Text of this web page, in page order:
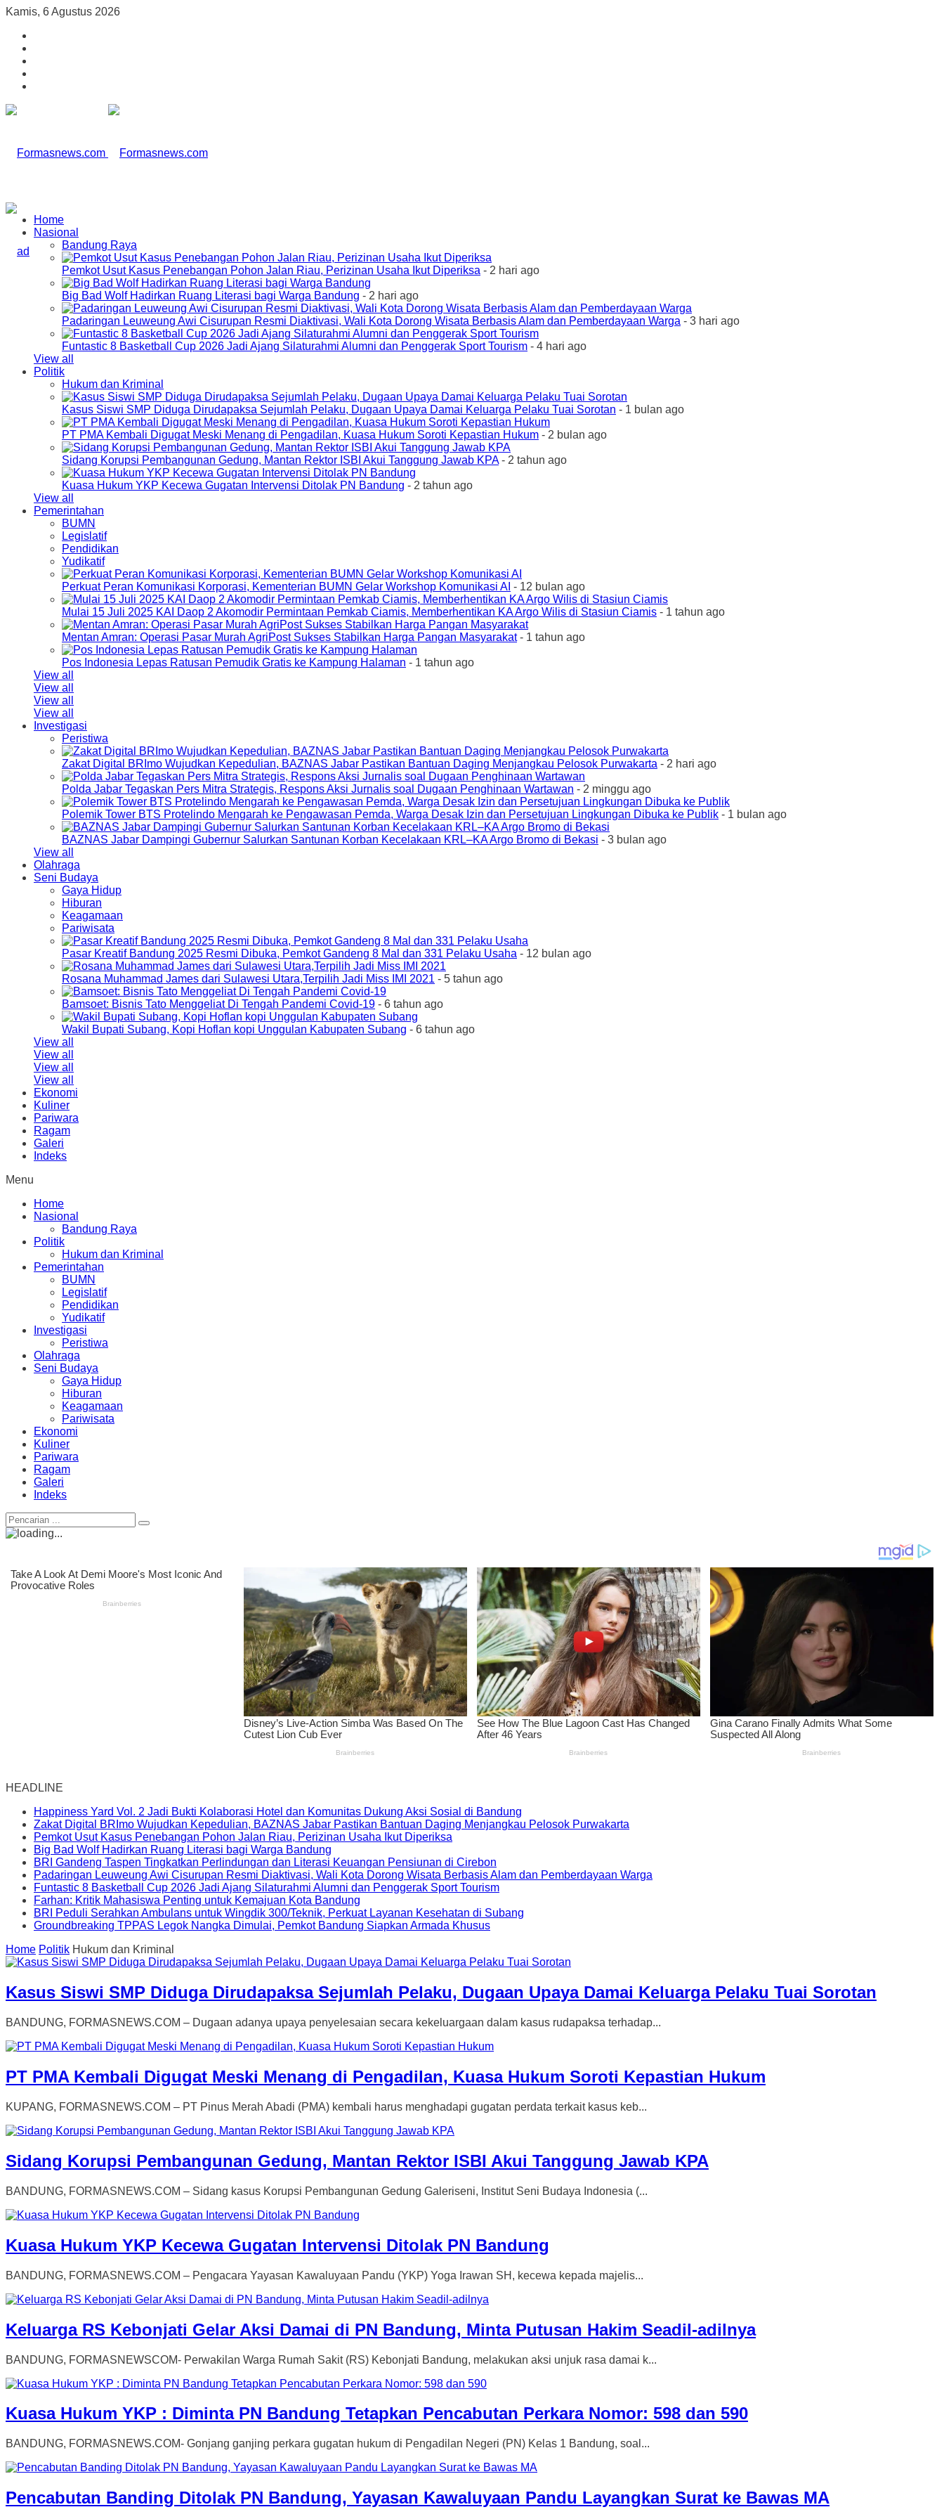
Kamis, 6 Agustus 2026
Home
Nasional
Bandung Raya
Pemkot Usut Kasus Penebangan Pohon Jalan Riau, Perizinan Usaha Ikut Diperiksa - 2 hari ago
Big Bad Wolf Hadirkan Ruang Literasi bagi Warga Bandung - 2 hari ago
Padaringan Leuweung Awi Cisurupan Resmi Diaktivasi, Wali Kota Dorong Wisata Berbasis Alam dan Pemberdayaan Warga - 3 hari ago
Funtastic 8 Basketball Cup 2026 Jadi Ajang Silaturahmi Alumni dan Penggerak Sport Tourism - 4 hari ago
View all
Politik
Hukum dan Kriminal
Kasus Siswi SMP Diduga Dirudapaksa Sejumlah Pelaku, Dugaan Upaya Damai Keluarga Pelaku Tuai Sorotan - 1 bulan ago
PT PMA Kembali Digugat Meski Menang di Pengadilan, Kuasa Hukum Soroti Kepastian Hukum - 2 bulan ago
Sidang Korupsi Pembangunan Gedung, Mantan Rektor ISBI Akui Tanggung Jawab KPA- 2 tahun ago
Kuasa Hukum YKP Kecewa Gugatan Intervensi Ditolak PN Bandung - 2 tahun ago
View all
Pemerintahan
BUMN
Legislatif
Pendidikan
Yudikatif
Perkuat Peran Komunikasi Korporasi, Kementerian BUMN Gelar Workshop Komunikasi AI - 12 bulan ago
Mulai 15 Juli 2025 KAI Daop 2 Akomodir Permintaan Pemkab Ciamis, Memberhentikan KA Argo Wilis di Stasiun Ciamis - 1 tahun ago
Mentan Amran: Operasi Pasar Murah AgriPost Sukses Stabilkan Harga Pangan Masyarakat- 1 tahun ago
Pos Indonesia Lepas Ratusan Pemudik Gratis ke Kampung Halaman - 1 tahun ago
View all
View all
View all
View all
Investigasi
Peristiwa
Zakat Digital BRImo Wujudkan Kepedulian, BAZNAS Jabar Pastikan Bantuan Daging Menjangkau Pelosok Purwakarta - 2 hari ago
Polda Jabar Tegaskan Pers Mitra Strategis, Respons Aksi Jurnalis soal Dugaan Penghinaan Wartawan - 2 minggu ago
Polemik Tower BTS Protelindo Mengarah ke Pengawasan Pemda, Warga Desak Izin dan Persetujuan Lingkungan Dibuka ke Publik - 1 bulan ago
BAZNAS Jabar Dampingi Gubernur Salurkan Santunan Korban Kecelakaan KRL–KA Argo Bromo di Bekasi - 3 bulan ago
View all
Olahraga
Seni Budaya
Gaya Hidup
Hiburan
Keagamaan
Pariwisata
Pasar Kreatif Bandung 2025 Resmi Dibuka, Pemkot Gandeng 8 Mal dan 331 Pelaku Usaha - 12 bulan ago
Rosana Muhammad James dari Sulawesi Utara,Terpilih Jadi Miss IMI 2021 - 5 tahun ago
Bamsoet: Bisnis Tato Menggeliat Di Tengah Pandemi Covid-19 - 6 tahun ago
Wakil Bupati Subang, Kopi Hoflan kopi Unggulan Kabupaten Subang - 6 tahun ago
View all
View all
View all
View all
Ekonomi
Kuliner
Pariwara
Ragam
Galeri
Indeks
Menu
Home
Nasional
Bandung Raya
Politik
Hukum dan Kriminal
Pemerintahan
BUMN
Legislatif
Pendidikan
Yudikatif
Investigasi
Peristiwa
Olahraga
Seni Budaya
Gaya Hidup
Hiburan
Keagamaan
Pariwisata
Ekonomi
Kuliner
Pariwara
Ragam
Galeri
Indeks
HEADLINE
Happiness Yard Vol. 2 Jadi Bukti Kolaborasi Hotel dan Komunitas Dukung Aksi Sosial di Bandung
Zakat Digital BRImo Wujudkan Kepedulian, BAZNAS Jabar Pastikan Bantuan Daging Menjangkau Pelosok Purwakarta
Pemkot Usut Kasus Penebangan Pohon Jalan Riau, Perizinan Usaha Ikut Diperiksa
Big Bad Wolf Hadirkan Ruang Literasi bagi Warga Bandung
BRI Gandeng Taspen Tingkatkan Perlindungan dan Literasi Keuangan Pensiunan di Cirebon
Padaringan Leuweung Awi Cisurupan Resmi Diaktivasi, Wali Kota Dorong Wisata Berbasis Alam dan Pemberdayaan Warga
Funtastic 8 Basketball Cup 2026 Jadi Ajang Silaturahmi Alumni dan Penggerak Sport Tourism
Farhan: Kritik Mahasiswa Penting untuk Kemajuan Kota Bandung
BRI Peduli Serahkan Ambulans untuk Wingdik 300/Teknik, Perkuat Layanan Kesehatan di Subang
Groundbreaking TPPAS Legok Nangka Dimulai, Pemkot Bandung Siapkan Armada Khusus
Home Politik Hukum dan Kriminal
Kasus Siswi SMP Diduga Dirudapaksa Sejumlah Pelaku, Dugaan Upaya Damai Keluarga Pelaku Tuai Sorotan
BANDUNG, FORMASNEWS.COM – Dugaan adanya upaya penyelesaian secara kekeluargaan dalam kasus rudapaksa terhadap...
PT PMA Kembali Digugat Meski Menang di Pengadilan, Kuasa Hukum Soroti Kepastian Hukum
KUPANG, FORMASNEWS.COM – PT Pinus Merah Abadi (PMA) kembali harus menghadapi gugatan perdata terkait kasus keb...
Sidang Korupsi Pembangunan Gedung, Mantan Rektor ISBI Akui Tanggung Jawab KPA
BANDUNG, FORMASNEWS.COM – Sidang kasus Korupsi Pembangunan Gedung Galeriseni, Institut Seni Budaya Indonesia (...
Kuasa Hukum YKP Kecewa Gugatan Intervensi Ditolak PN Bandung
BANDUNG, FORMASNEWS.COM – Pengacara Yayasan Kawaluyaan Pandu (YKP) Yoga Irawan SH, kecewa kepada majelis...
Keluarga RS Kebonjati Gelar Aksi Damai di PN Bandung, Minta Putusan Hakim Seadil-adilnya
BANDUNG, FORMASNEWSCOM- Perwakilan Warga Rumah Sakit (RS) Kebonjati Bandung, melakukan aksi unjuk rasa damai k...
Kuasa Hukum YKP : Diminta PN Bandung Tetapkan Pencabutan Perkara Nomor: 598 dan 590
BANDUNG, FORMASNEWS.COM- Gonjang ganjing perkara gugatan hukum di Pengadilan Negeri (PN) Kelas 1 Bandung, soal...
Pencabutan Banding Ditolak PN Bandung, Yayasan Kawaluyaan Pandu Layangkan Surat ke Bawas MA